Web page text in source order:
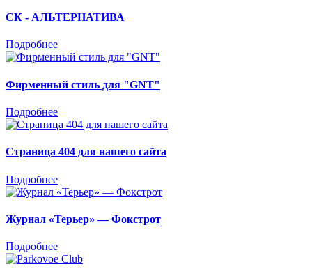
СК - АЛЬТЕРНАТИВА
Подробнее
Фирменный стиль для "GNT"
Подробнее
Страница 404 для нашего сайта
Подробнее
Журнал «Терьер» — Фокстрот
Подробнее